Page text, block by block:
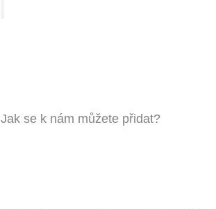
Jak se k nám můžete přidat?